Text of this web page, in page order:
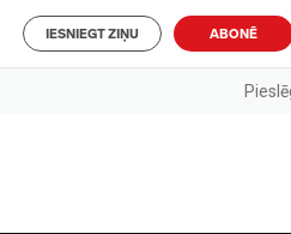
IESNIEGT ZIŅU ABONĒ